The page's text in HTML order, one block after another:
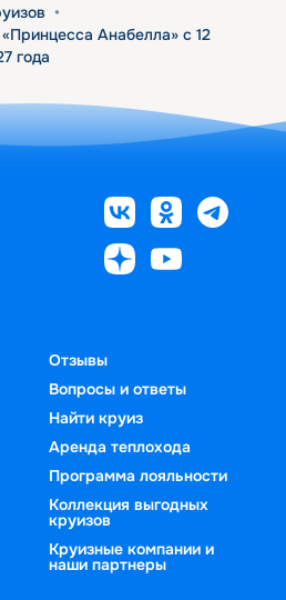
•
Анабелла» с 12
года
Отзывы
Вопросы и ответы
Найти круиз
Аренда теплохода
Программа лояльности
Коллекция выгодных
круизов
Круизные компании и
наши партнеры